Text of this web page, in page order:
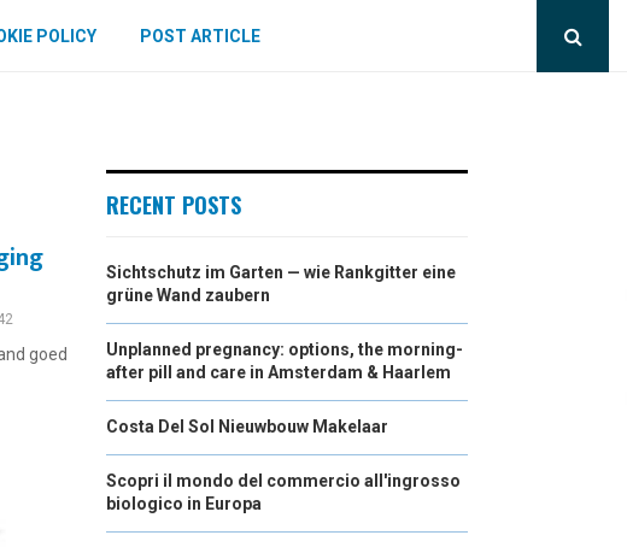
POLICY POST ARTICLE
goed
RECENT POSTS
Sichtschutz im Garten — wie Rankgitter eine
grüne Wand zaubern
Unplanned pregnancy: options, the morning-
after pill and care in Amsterdam & Haarlem
Costa Del Sol Nieuwbouw Makelaar
Scopri il mondo del commercio all'ingrosso
biologico in Europa